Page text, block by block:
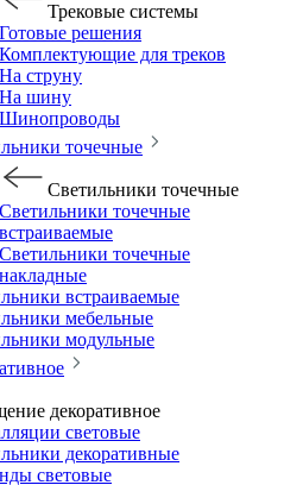
Трековые системы
Готовые решения
Комплектующие для треков
На струну
На шину
Шинопроводы
точечные
Светильники точечные
Светильники точечные
встраиваемые
Светильники точечные
накладные
встраиваемые
мебельные
модульные
декоративное
световые
декоративные
световые